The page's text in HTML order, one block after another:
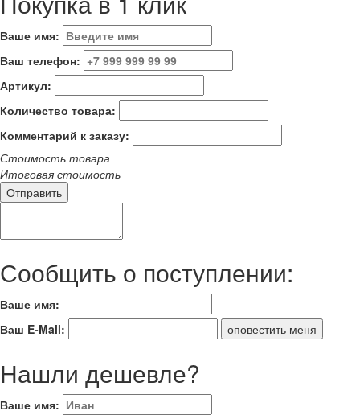
Ваше имя:
Ваш телефон:
Артикул:
Количество товара:
Комментарий к заказу:
Стоимость товара
Итоговая стоимость
Отправить
Сообщить о поступлении:
Ваше имя:
Ваш E-Mail:
Нашли дешевле?
Ваше имя: